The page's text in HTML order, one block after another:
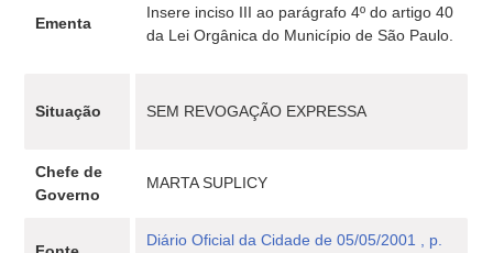
Ementa
Insere inciso III ao parágrafo 4º do artigo 40
da Lei Orgânica do Município de São Paulo.
Situação SEM REVOGAÇÃO EXPRESSA
Chefe de
Governo
MARTA SUPLICY
Diário Oficial da Cidade de 05/05/2001 , p.